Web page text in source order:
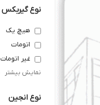
نوع گیربکس
هیچ یک
اتومات
غیر اتومات
نمایش بیشتر
نوع انجین